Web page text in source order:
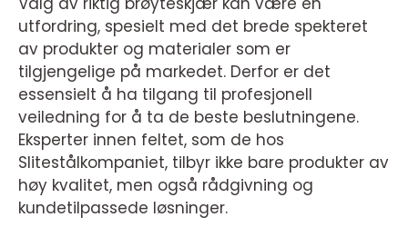
utfordring, spesielt med det brede spekteret
av produkter og materialer som er
tilgjengelige på markedet. Derfor er det
essensielt å ha tilgang til profesjonell
veiledning for å ta de beste beslutningene.
Eksperter innen feltet, som de hos
Slitestålkompaniet, tilbyr ikke bare produkter av
høy kvalitet, men også rådgivning og
kundetilpassede løsninger.